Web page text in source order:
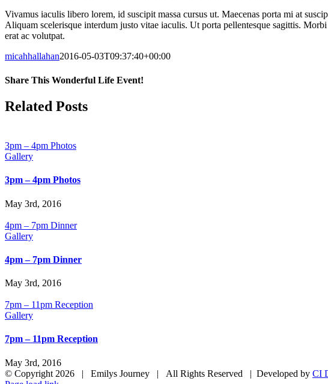
Vivamus iaculis libero lorem, id suscipit massa cursus ut. Maecenas porta mi at
Aliquam scelerisque interdum justo vitae iaculis. Ut porta pellentesque sagittis.
erat ac volutpat.
micahhallahan2016-05-03T09:37:40+00:00
Share This Wonderful Life Event!
Facebook
X
Pinterest
Email
Related Posts
3pm – 4pm Photos
Gallery
3pm – 4pm Photos
May 3rd, 2016
4pm – 7pm Dinner
Gallery
4pm – 7pm Dinner
May 3rd, 2016
7pm – 11pm Reception
Gallery
7pm – 11pm Reception
May 3rd, 2016
© Copyright 2026 | Emilys Journey | All Rights Reserved | Developed by CI